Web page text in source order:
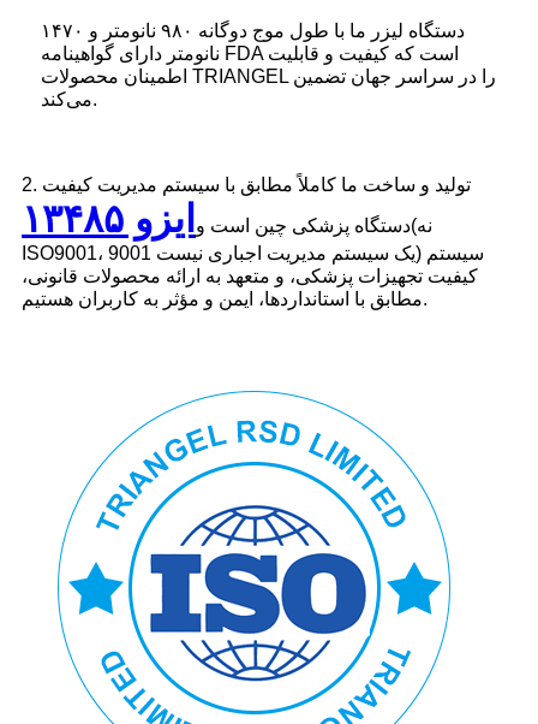
دستگاه لیزر ما با طول موج دوگانه ۹۸۰ نانومتر و ۱۴۷۰
نانومتر دارای گواهینامه FDA است که کیفیت و قابلیت
اطمینان محصولات TRIANGEL را در سراسر جهان تضمین
می‌کند.
2. تولید و ساخت ما کاملاً مطابق با سیستم مدیریت کیفیت
دستگاه پزشکی چین است و
ایزو ۱۳۴۸۵
(نه
ISO9001، 9001 یک سیستم مدیریت اجباری نیست) سیستم
کیفیت تجهیزات پزشکی، و متعهد به ارائه محصولات قانونی،
مطابق با استانداردها، ایمن و مؤثر به کاربران هستیم.